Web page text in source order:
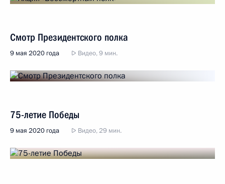
Смотр Президентского полка
9 мая 2020 года Видео, 9 мин.
75-летие Победы
9 мая 2020 года Видео, 29 мин.